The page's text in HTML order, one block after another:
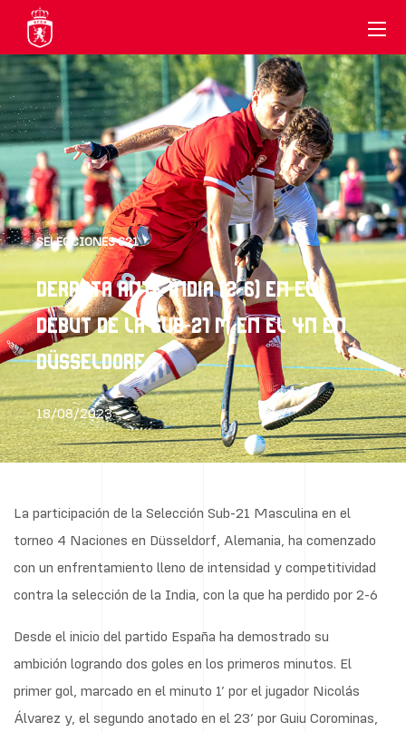
SELECCIONES S21
DERROTA ANTE INDIA (2-6) EN EL
DEBUT DE LA SUB-21 M EN EL 4N EN
DÜSSELDORF
18/08/2023
La participación de la Selección Sub-21 Masculina en el
torneo 4 Naciones en Düsseldorf, Alemania, ha comenzado
con un enfrentamiento lleno de intensidad y competitividad
contra la selección de la India, con la que ha perdido por 2-6
Desde el inicio del partido España ha demostrado su
ambición logrando dos goles en los primeros minutos. El
primer gol, marcado en el minuto 1’ por el jugador Nicolás
Álvarez y, el segundo anotado en el 23’ por Guiu Corominas,